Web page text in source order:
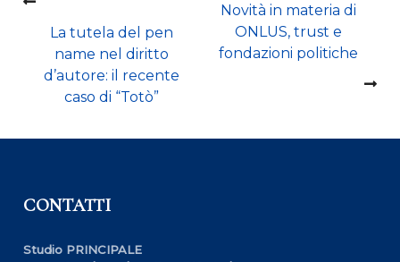
Navigazione
articoli
La tutela del pen
name nel diritto
d’autore: il recente
caso di “Totò”
Novità in materia di
ONLUS, trust e
fondazioni politiche
CONTATTI
Studio PRINCIPALE